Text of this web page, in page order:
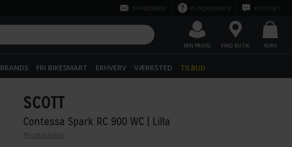
NYHEDSBREV KUNDESERVICE KONTAKT
MIN PROFIL FIND BUTIK KURV
BRANDS FRI BIKESMART ERHVERV VÆRKSTED TILBUD
SCOTT
Contessa Spark RC 900 WC | Lilla
Mountainbikes